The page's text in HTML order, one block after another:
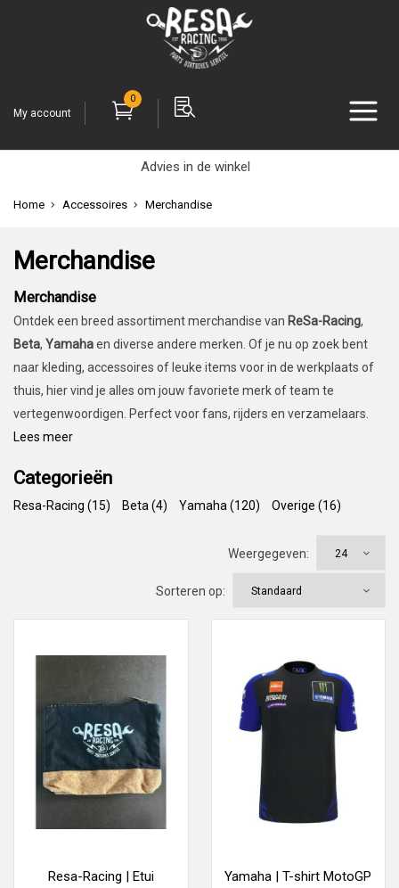
My account
0
Advies in de winkel
Home Accessoires Merchandise
Merchandise
Merchandise
Ontdek een breed assortiment merchandise van ReSa-Racing,
Beta, Yamahaen diverse andere merken. Of je nu op zoek bent
naar kleding, accessoires of leuke items voor in de werkplaats of
thuis, hier vind je alles om jouw favoriete merk of team te
vertegenwoordigen. Perfect voor fans, rijders en verzamelaars.
Lees meer
Categorieën
Resa-Racing (15) Beta (4) Yamaha (120) Overige (16)
Weergegeven:
Sorteren op:
Resa-Racing | Etui
Yamaha | T-shirt MotoGP